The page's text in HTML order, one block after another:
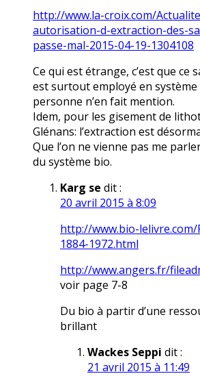
http://www.la-croix.com/
autorisation-d-extraction-des-
passe-mal-2015-04-19-1304108
Ce qui est étrange, c’est que ce
est surtout employé en système
personne n’en fait mention.
Idem, pour les gisement de
Glénans: l’extraction est
Que l’on ne vienne pas me
du système bio.
Karg se dit :
20 avril 2015 à 8:09
http://www.bio-
1884-1972.html
http://www.angers.fr/
voir page 7-8
Du bio à partir d’une
brillant
Wackes Seppi dit :
21 avril 2015 à 11:49